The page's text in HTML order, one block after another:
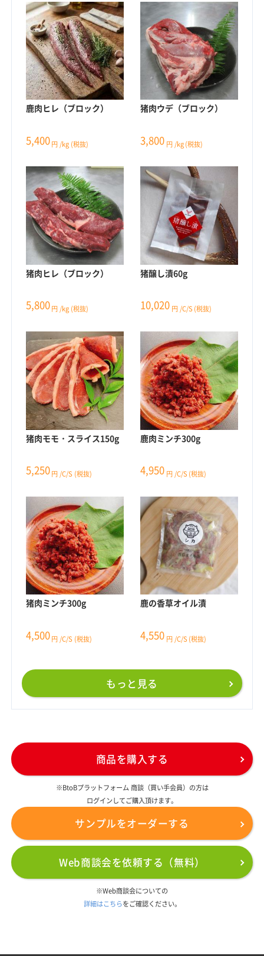
鹿肉ヒレ（ブロック）
5,400 円 /kg (税抜)
猪肉ウデ（ブロック）
3,800 円 /kg (税抜)
猪肉ヒレ（ブロック）
5,800 円 /kg (税抜)
猪醸し漬60g
10,020 円 /C/S (税抜)
猪肉モモ・スライス150g
5,250 円 /C/S (税抜)
鹿肉ミンチ300g
4,950 円 /C/S (税抜)
猪肉ミンチ300g
4,500 円 /C/S (税抜)
鹿の香草オイル漬
4,550 円 /C/S (税抜)
もっと見る
商品を購入する
※BtoBプラットフォーム 商談（買い手会員）の方は
ログインしてご購入頂けます。
サンプルをオーダーする
Web商談会を依頼する（無料）
※Web商談会についての
詳細はこちらをご確認ください。